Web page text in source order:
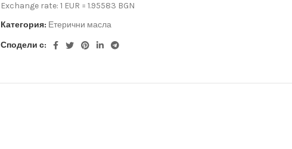
Exchange rate: 1 EUR = 1.95583 BGN
Категория: Етерични масла
Сподели с: